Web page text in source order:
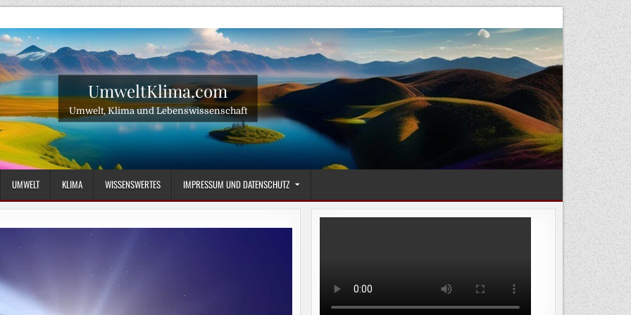
UmweltKlima.com
Umwelt, Klima und Lebenswissenschaft
UMWELT KLIMA WISSENSWERTES IMPRESSUM UND DATENSCHUTZ